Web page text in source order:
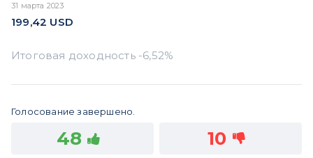
31 марта 2023
199,42 USD
Голосование завершено.
48 10